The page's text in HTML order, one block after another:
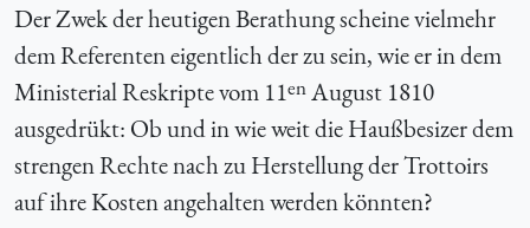
Der Zwek der heutigen Berathung scheine vielmehr
dem Referenten eigentlich der zu sein, wie er in dem
Ministerial Reskripte vom 11enAugust 1810
ausgedrükt: Ob und in wie weit die Haußbesizer dem
strengen Rechte nach zu Herstellung der Trottoirs
auf ihre Kosten angehalten werden könnten?